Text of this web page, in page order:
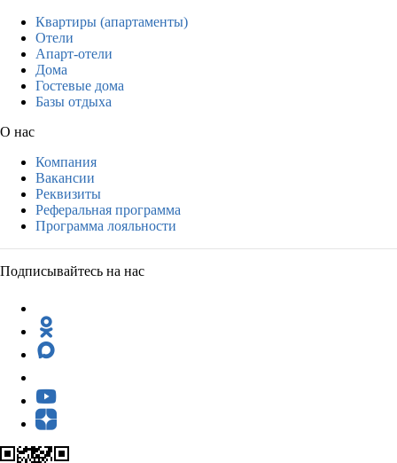
Квартиры (апартаменты)
Отели
Апарт-отели
Дома
Гостевые дома
Базы отдыха
О нас
Компания
Вакансии
Реквизиты
Реферальная программа
Программа лояльности
Подписывайтесь на нас